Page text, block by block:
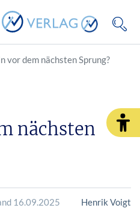
vor dem nächsten Sprung?
nächsten
16.09.2025 Henrik Voigt